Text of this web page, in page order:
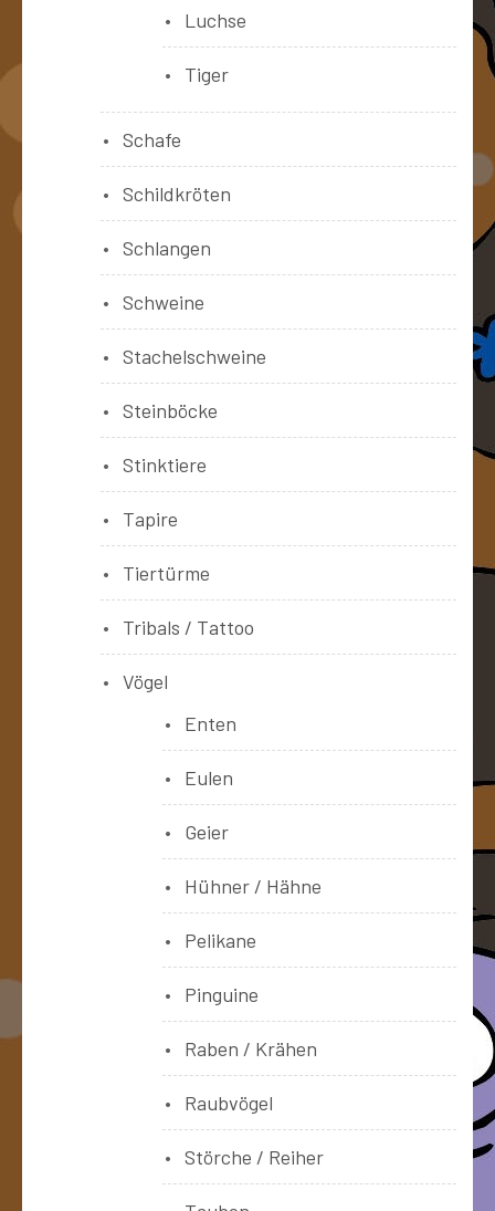
Luchse
Tiger
Schafe
Schildkröten
Schlangen
Schweine
Stachelschweine
Steinböcke
Stinktiere
Tapire
Tiertürme
Tribals / Tattoo
Vögel
Enten
Eulen
Geier
Hühner / Hähne
Pelikane
Pinguine
Raben / Krähen
Raubvögel
Störche / Reiher